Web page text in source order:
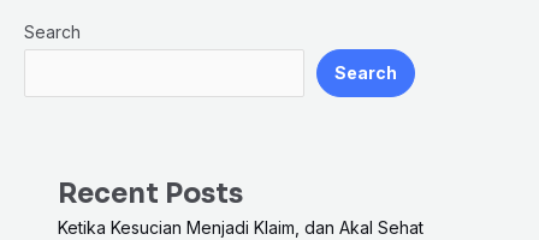
Search
Search
Recent Posts
Ketika Kesucian Menjadi Klaim, dan Akal Sehat